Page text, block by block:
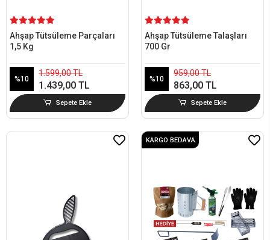
Ahşap Tütsüleme Parçaları
1,5 Kg
%10
1.599,00 TL
1.439,00 TL
Sepete Ekle
Ahşap Tütsüleme Talaşları
700 Gr
%10
959,00 TL
863,00 TL
Sepete Ekle
KARGO BEDAVA